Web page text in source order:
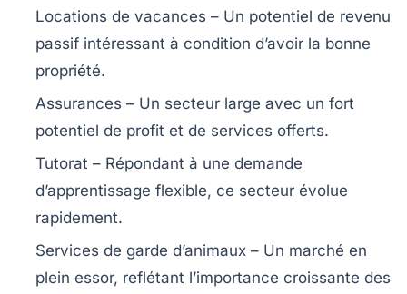
Locations de vacances – Un potentiel de revenu
passif intéressant à condition d’avoir la bonne
propriété.
Assurances – Un secteur large avec un fort
potentiel de profit et de services offerts.
Tutorat – Répondant à une demande
d’apprentissage flexible, ce secteur évolue
rapidement.
Services de garde d’animaux – Un marché en
plein essor, reflétant l’importance croissante des